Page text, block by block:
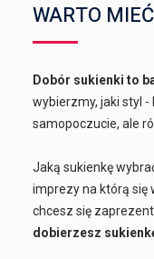
WARTO
Dobór sukienki to
wybierzmy, jaki styl
samopoczucie, ale
Jaką sukienkę
imprezy na którą się
chcesz się
dobierzesz